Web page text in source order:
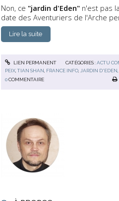
Non, ce "jardin d'Eden" n'est pas
date des Aventuriers de l'Arche
Lire la suite
LIEN PERMANENT CATÉGORIES :ACTU
PEIX ,TIAN SHAN FRANCE INFO JARDIN D'EDEN
0COMMENTAIRE